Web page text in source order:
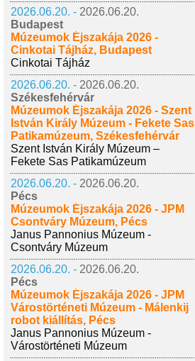
2026.06.20. - 2026.06.20.
Budapest
Múzeumok Éjszakája 2026 -
Cinkotai Tájház, Budapest
Cinkotai Tájház
2026.06.20. - 2026.06.20.
Székesfehérvár
Múzeumok Éjszakája 2026 - Szent
István Király Múzeum - Fekete Sas
Patikamúzeum, Székesfehérvár
Szent István Király Múzeum –
Fekete Sas Patikamúzeum
2026.06.20. - 2026.06.20.
Pécs
Múzeumok Éjszakája 2026 - JPM
Csontváry Múzeum, Pécs
Janus Pannonius Múzeum -
Csontváry Múzeum
2026.06.20. - 2026.06.20.
Pécs
Múzeumok Éjszakája 2026 - JPM
Várostörténeti Múzeum - Málenkij
robot kiállítás, Pécs
Janus Pannonius Múzeum -
Várostörténeti Múzeum